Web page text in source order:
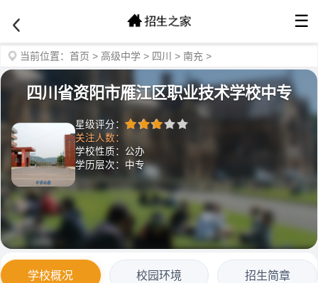
☰
当前位置： 首页 > 高级中学 > 四川 > 南充 >
四川省资阳市雁江区职业技术学校中专
星级评分：
关注人数：
学校性质：公办
学历层次：中专
学校概况 校园环境 招生简章